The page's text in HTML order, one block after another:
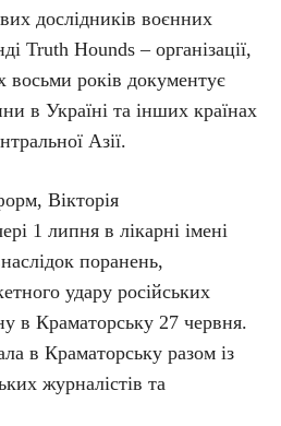
дослідників воєнних
Truth Hounds – організації,
восьми років документує
в Україні та інших країнах
Азії.
Вікторія
1 липня в лікарні імені
поранень,
удару російських
в Краматорську 27 червня.
в Краматорську разом із
журналістів та